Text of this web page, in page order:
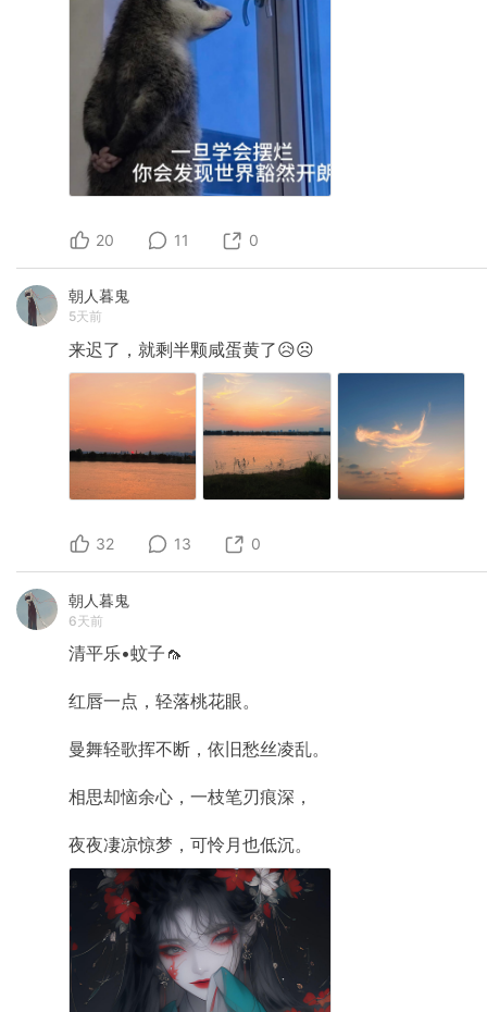
20 11 0
朝人暮鬼
5天前
来迟了，就剩半颗咸蛋黄了😥☹️
32 13 0
朝人暮鬼
6天前
清平乐•蚊子🦟
红唇一点，轻落桃花眼。
曼舞轻歌挥不断，依旧愁丝凌乱。
相思却恼余心，一枝笔刃痕深，
夜夜凄凉惊梦，可怜月也低沉。